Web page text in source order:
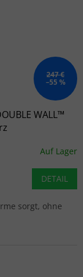
247 €
–55 %
WALL™
Auf Lager
DETAIL
sorgt, ohne